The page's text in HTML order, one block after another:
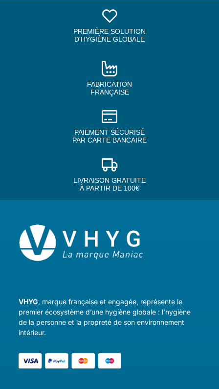
PREMIÈRE SOLUTION
D'HYGIÈNE GLOBALE
FABRICATION
FRANÇAISE
PAIEMENT SÉCURISÉ
PAR CARTE BANCAIRE
LIVRAISON GRATUITE
À PARTIR DE 100€
VHYG, marque française et engagée, représente le
premier écosystème d’une hygiène globale : l’hygiène
de la personne et la propreté de son environnement
intérieur.